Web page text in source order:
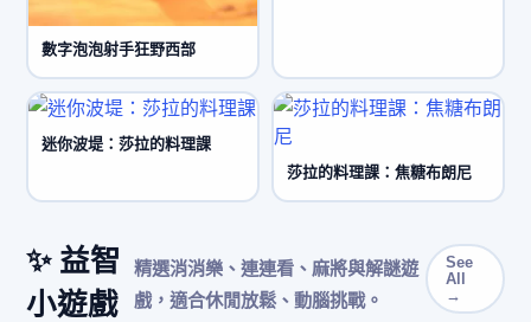
數字泡泡射手狂野西部
迷你波堤：莎拉的料理課
莎拉的料理課：焦糖布朗尼
✨ 益智
小遊戲
精選消消樂、連連看、麻將與解謎遊
戲，適合休閒放鬆、動腦挑戰。
See
All
→